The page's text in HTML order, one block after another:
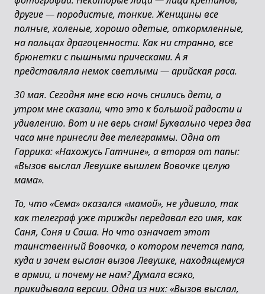
другие — породистые, тонкие. Женщины все
полные, холеные, хорошо одетые, откормленные,
на пальцах драгоценности. Как ни странно, все
брюнетки с пышными прическами. А я
представляла немок светлыми — арийская раса.
30 мая. Сегодня мне всю ночь снились дети, а
утром мне сказали, что это к большой радости и
удивлению. Вот и не верь снам! Буквально через два
часа мне принесли две телеграммы. Одна от
Гаррика: «Нахожусь Гатчине», а вторая от папы:
«Вызов выслал Левушке вышлем Вовочке целую
мама».
То, что «Сема» оказался «мамой», не удивило, так
как телеграф уже трижды передавал его имя, как
Саня, Соня и Саша. Но что означает этот
таинственный Вовочка, о котором печется папа,
куда и зачем выслан вызов Левушке, находящемуся
в армии, и почему не нам? Думала всяко,
прикидывала версии. Одна из них: «Вызов выслал,